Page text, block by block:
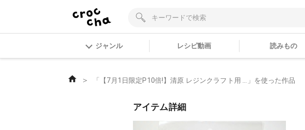
ジャンル レシピ動画 読みもの
＞ 「【7月1日限定P10倍!】清原 レジンクラフト用 ...」を使った作品
アイテム詳細